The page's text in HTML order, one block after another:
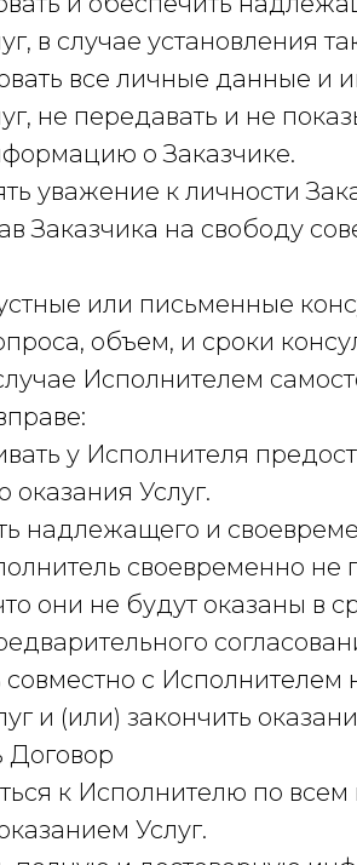
в случае установления
все личные данные
не передавать и не
о Заказчике.
уважение к личности
Заказчика на свободу
или письменные
объем, и сроки
Исполнителем
у Исполнителя
Услуг.
надлежащего и
своевременно не
они не будут оказаны в
с Исполнителем
и (или) закончить
Договор
к Исполнителю по всем
Услуг.